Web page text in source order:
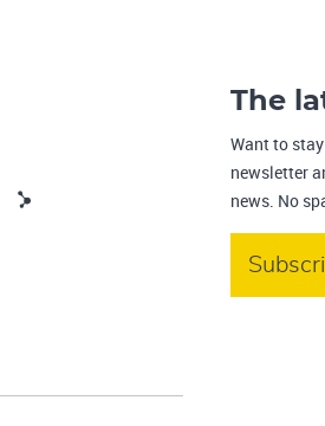
The
Want to
newsletter
news. No